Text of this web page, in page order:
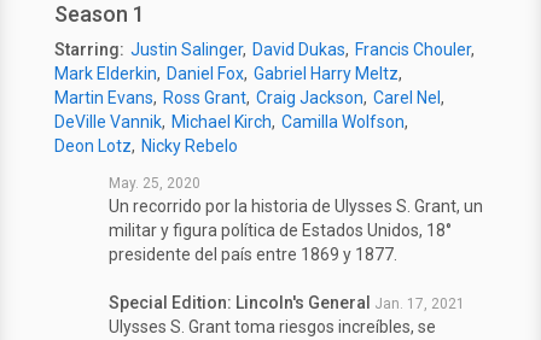
Season 1
Starring: Justin Salinger David Dukas
Francis Chouler
Mark Elderkin
Daniel Fox Gabriel Harry Meltz
Martin Evans
Ross Grant Craig Jackson Carel Nel
DeVille Vannik
Michael Kirch Camilla Wolfson
Deon Lotz
Nicky Rebelo
May. 25, 2020
Un recorrido por la historia de Ulysses S. Grant, un
militar y figura política de Estados Unidos, 18°
presidente del país entre 1869 y 1877.
Special Edition: Lincoln's General Jan. 17, 2021
Ulysses S. Grant toma riesgos increíbles, se